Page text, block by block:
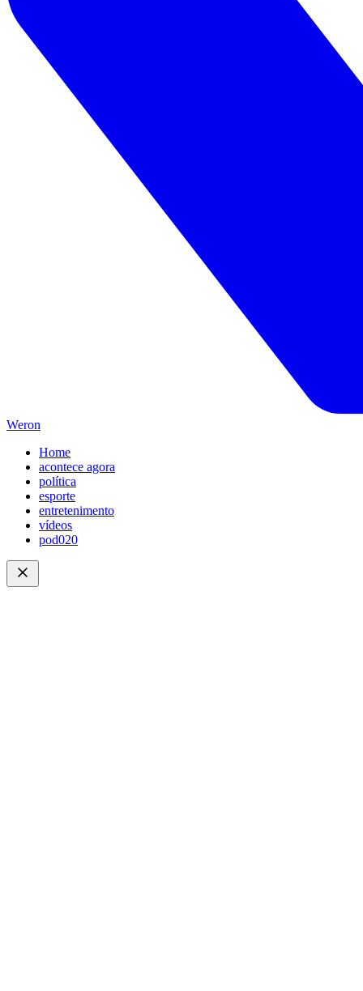
Weron
Home
acontece agora
política
esporte
entretenimento
vídeos
pod020